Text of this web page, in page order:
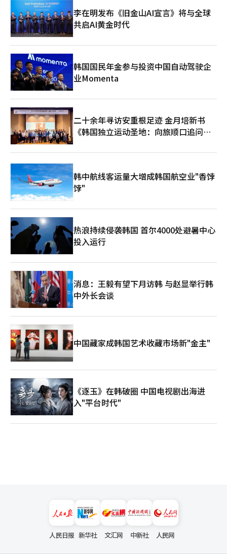
为关键竞争因素。硅负极被认为是下一代电池材料中商业化可能性
较高的技术，全球整车企业和电池企业积极参与相关技术开发和供
应链建设。浦项未来材料也在推进电池材料业务的扩展。公司以正
负极业务为中心，强化电池材料价值链，提高全球电池市场的应对
能力。浦项未来材料研究所所长洪英俊表示：“两家公司将结合各
自拥有的行业顶尖技术领导力，开发先进电池材料技术，并在供应
链层面持续发展合作伙伴关系。”此次合作不仅在获取下一代负极
技术方面具有意义，还在全球电池材料供应链扩展方面受到关注。
在电池行业技术竞争加剧的背景下，材料企业间的合作成为重要战
略。随着电池性能竞争的加剧，浦项未来材料通过硅负极技术合作
能否在下一代电池材料市场中获得竞争力，备受关注。※ 本报道
经人工智能（AI）系统翻译与编辑。
李在明发布《旧金山AI宣言》将与全球
共启AI黄金时代
韩国国民年金参与投资中国自动驾驶企
业Momenta
二十余年寻访安重根足迹 金月培新书
《韩国独立运动圣地：向旅顺口追问历
韩中航线客运量大增成韩国航空业"香饽
饽"
热浪持续侵袭韩国 首尔4000处避暑中心
投入运行
消息：王毅有望下月访韩 与赵显举行韩
中外长会谈
中国藏家成韩国艺术收藏市场新"金主"
《逐玉》在韩破圈 中国电视剧出海进
入"平台时代"
人民日报 新华社 文汇网 中新社 人民网